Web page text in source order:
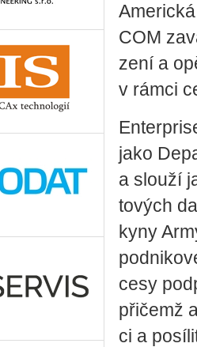
COM
ze­ní a
v rámci
jako
a slou­ží
to­vých
ky­ny
ce­sy
při­čemž
ci a